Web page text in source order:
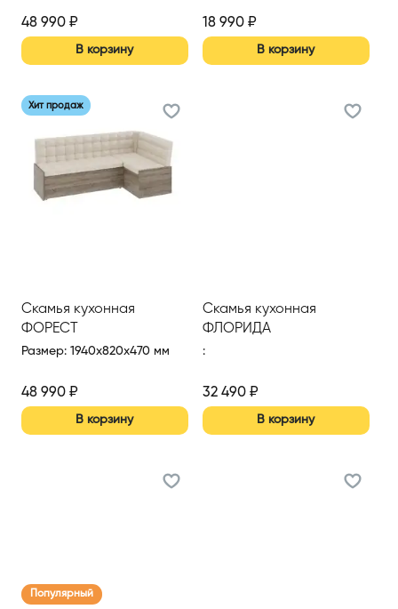
48 990 ₽
В корзину
18 990₽
В корзину
Хит продаж
Скамья кухонная
ФОРЕСТ
Размер: 1940x820x470 мм
48 990 ₽
В корзину
Скамья кухонная
ФЛОРИДА
:
32 490₽
В корзину
Популярный